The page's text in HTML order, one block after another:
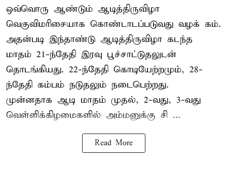
ஒவ்வொரு ஆண்டும் ஆடித்திருவிழா
வெகுவிமரிசையாக கொண்டாடப்படுவது வழக் கம்.
அதன்படி இந்தாண்டு ஆடித்திருவிழா கடந்த
மாதம் 21-ந்தேதி இரவு பூச்சாட்டுதலுடன்
தொடங்கியது. 22-ந்தேதி கொடியேற்றமும், 28-
ந்தேதி கம்பம் நடுதலும் நடைபெற்றது.
முன்னதாக ஆடி மாதம் முதல், 2-வது, 3-வது
வெள்ளிக்கிழமைகளில் அம்மனுக்கு சி ...
Read More